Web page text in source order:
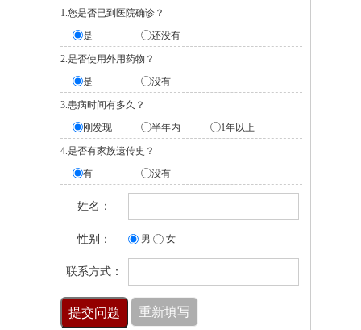
1.您是否已到医院确诊？
是
还没有
2.是否使用外用药物？
是
没有
3.患病时间有多久？
刚发现
半年内 1年以上
4.是否有家族遗传史？
有
没有
姓名：
性别： 男 女
联系方式：